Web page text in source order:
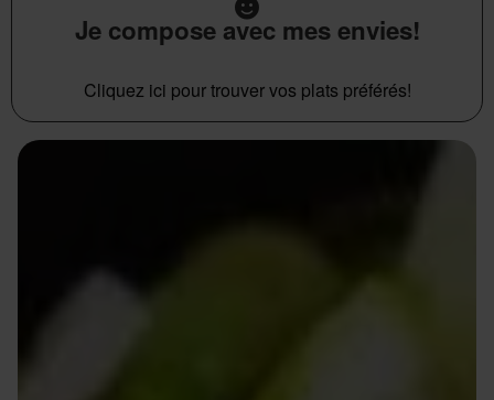
Je compose avec mes envies!
Cliquez ici pour trouver vos plats préférés!